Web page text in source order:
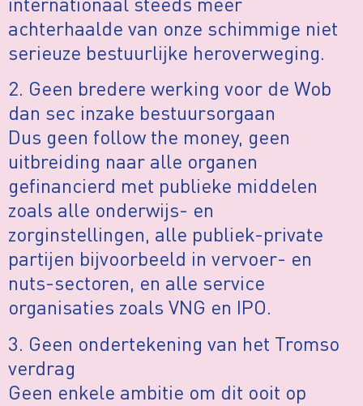
achterhaalde van onze schimmige niet
serieuze bestuurlijke heroverweging.
2. Geen bredere werking voor de Wob
dan sec inzake bestuursorgaan
Dus geen follow the money, geen
uitbreiding naar alle organen
gefinancierd met publieke middelen
zoals alle onderwijs- en
zorginstellingen, alle publiek-private
partijen bijvoorbeeld in vervoer- en
nuts-sectoren, en alle service
organisaties zoals VNG en IPO.
3. Geen ondertekening van het Tromso
verdrag
Geen enkele ambitie om dit ooit op